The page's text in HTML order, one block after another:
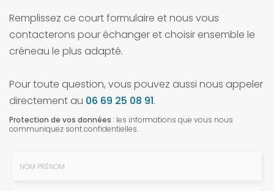
Remplissez ce court formulaire et nous vous
contacterons pour échanger et choisir ensemble le
créneau le plus adapté.
Pour toute question, vous pouvez aussi nous appeler
directement au 06 69 25 08 91.
Protection de vos données : les informations que vous nous
communiquez sont confidentielles.